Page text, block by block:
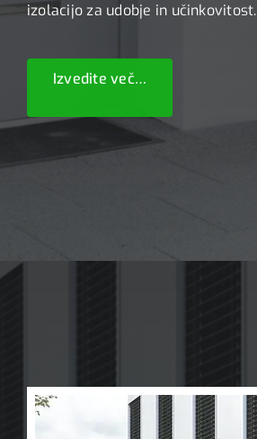
izolacijo za udobje in učinkovitost.
Izvedite več…